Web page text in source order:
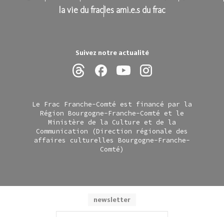
Suivez notre actualité
newsletter
la vie du frac les ami.e.s du frac
Le Frac Franche-Comté est financé par la
Région Bourgogne-Franche-Comté et le
Ministère de la Culture et de la
Communication (Direction régionale des
affaires culturelles Bourgogne-Franche-
Comté)